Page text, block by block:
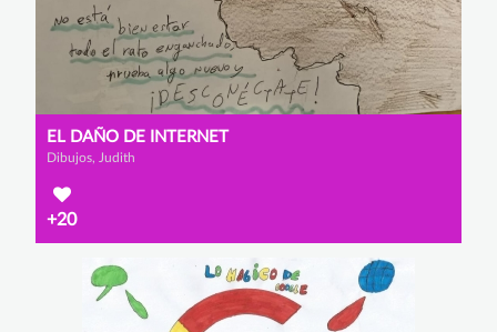
EL DAÑO DE INTERNET
Dibujos, Judith
+20